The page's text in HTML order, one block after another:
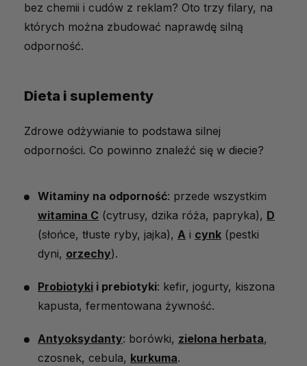
bez chemii i cudów z reklam? Oto trzy filary, na
których można zbudować naprawdę silną
odporność.
Dieta i suplementy
Zdrowe odżywianie to podstawa silnej
odporności. Co powinno znaleźć się w diecie?
Witaminy na odporność: przede wszystkim
witamina C (cytrusy, dzika róża, papryka), D
(słońce, tłuste ryby, jajka), A i cynk (pestki
dyni, orzechy).
Probiotyki i prebiotyki: kefir, jogurty, kiszona
kapusta, fermentowana żywność.
Antyoksydanty: borówki, zielona herbata,
czosnek, cebula, kurkuma.